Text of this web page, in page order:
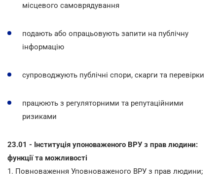
місцевого самоврядування
подають або опрацьовують запити на публічну
інформацію
супроводжують публічні спори, скарги та перевірки
працюють з регуляторними та репутаційними
ризиками
23.01 - Інституція упоноваженого ВРУ з прав людини:
функції та можливості
1. Повноваження Уповноваженого ВРУ з прав людини;